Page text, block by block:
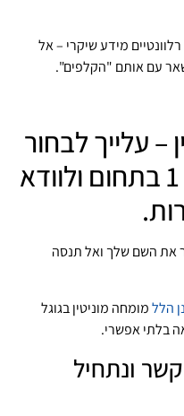
מידע שיקרי – אל
עם אותם "הקלפים".
– עלייך לבחור
את המומחה מספר 1 בתחום ולוודא
את השם שלך ואל תנסה
הללמומחה מוניטין בגוגל
בלתי אפשרי.
ונתחיל